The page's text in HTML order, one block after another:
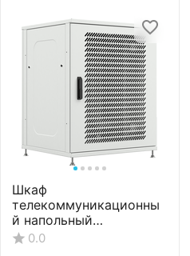
Шкаф
телекоммуникационны
й напольный
ШТНП-22U-800-800-
0.0